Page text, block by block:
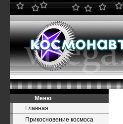
Меню
Главная
Прикосновение космоса